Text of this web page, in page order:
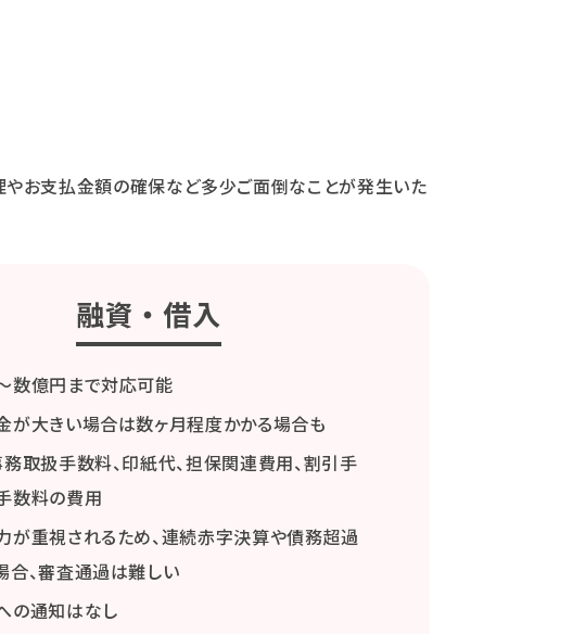
お支払金額の確保など多少ご面倒なことが発生いた
融資 ・ 借入
数億円まで対応可能
が大きい場合は数ヶ月程度かかる場合も
務取扱手数料、印紙代、担保関連費用、割引手
数料の費用
が重視されるため、連続赤字決算や債務超過
合、審査通過は難しい
の通知はなし